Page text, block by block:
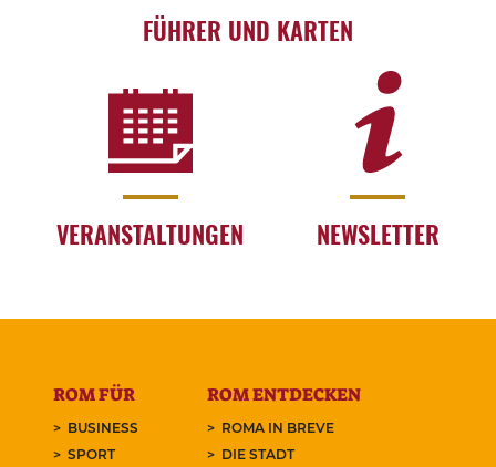
FÜHRER UND KARTEN
VERANSTALTUNGEN NEWSLETTER
ROM FÜR
BUSINESS
SPORT
ROM ENTDECKEN
ROMA IN BREVE
DIE STADT